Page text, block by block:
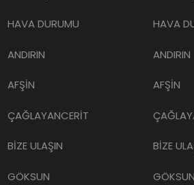
HAVA DURUMU
ANDIRIN
AFŞİN
ÇAĞLAYANCERİT
BİZE ULAŞIN
GÖKSUN
HAVA
ANDIRIN
AFŞİN
BİZE
GÖKSUN